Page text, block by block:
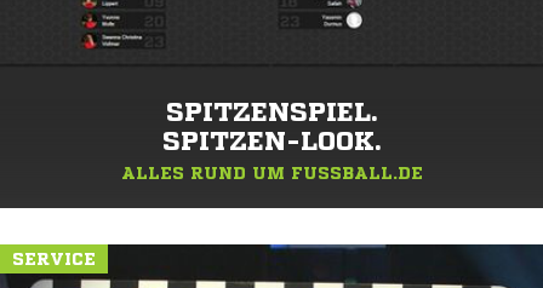
SPITZENSPIEL.
SPITZEN-LOOK.
ALLES RUND UM FUSSBALL.DE
SERVICE